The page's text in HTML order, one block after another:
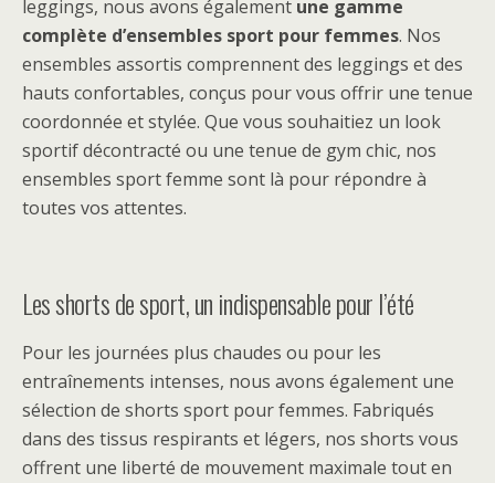
leggings, nous avons également une gamme
complète d’ensembles sport pour femmes. Nos
ensembles assortis comprennent des leggings et des
hauts confortables, conçus pour vous offrir une tenue
coordonnée et stylée. Que vous souhaitiez un look
sportif décontracté ou une tenue de gym chic, nos
ensembles sport femme sont là pour répondre à
toutes vos attentes.
Les shorts de sport, un indispensable pour l’été
Pour les journées plus chaudes ou pour les
entraînements intenses, nous avons également une
sélection de shorts sport pour femmes. Fabriqués
dans des tissus respirants et légers, nos shorts vous
offrent une liberté de mouvement maximale tout en